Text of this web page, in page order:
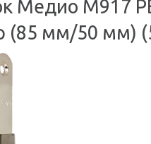
Медио М917
(85 мм/50 мм)